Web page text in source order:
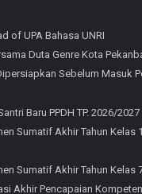
of UPA Bahasa UNRI
Duta Genre Kota
Sebelum Masuk
Baru PPDH TP. 2026/2027
Sumatif Akhir Tahun Kelas
Sumatif Akhir Tahun Kelas
Akhir Pencapaian